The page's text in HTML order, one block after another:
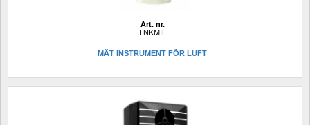
Art. nr.
TNKMIL
MÄT INSTRUMENT FÖR LUFT